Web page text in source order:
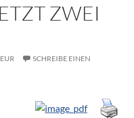
ZWEI
SCHREIBE EINEN